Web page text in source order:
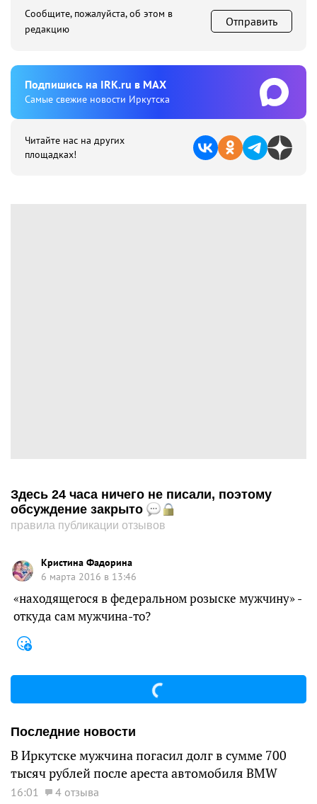
Сообщите, пожалуйста, об этом в
редакцию
Отправить
Подпишиcь на IRK.ru в MAX
Cамые свежие новости Иркутска
Читайте нас на других
площадках!
Здесь 24 часа ничего не писали, поэтому
обсуждение закрыто
правила публикации отзывов
Кристина Фадорина
6 марта 2016 в 13:46
«находящегося в федеральном розыске мужчину» -
откуда сам мужчина-то?
Последние новости
В Иркутске мужчина погасил долг в сумме 700
тысяч рублей после ареста автомобиля BMW
16:01 4 отзыва